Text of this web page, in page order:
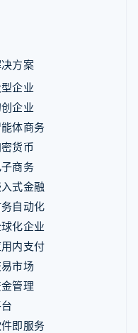
方案
企业
企业
体商务
货币
商务
式金融
自动化
化企业
内支付
市场
管理
即服务